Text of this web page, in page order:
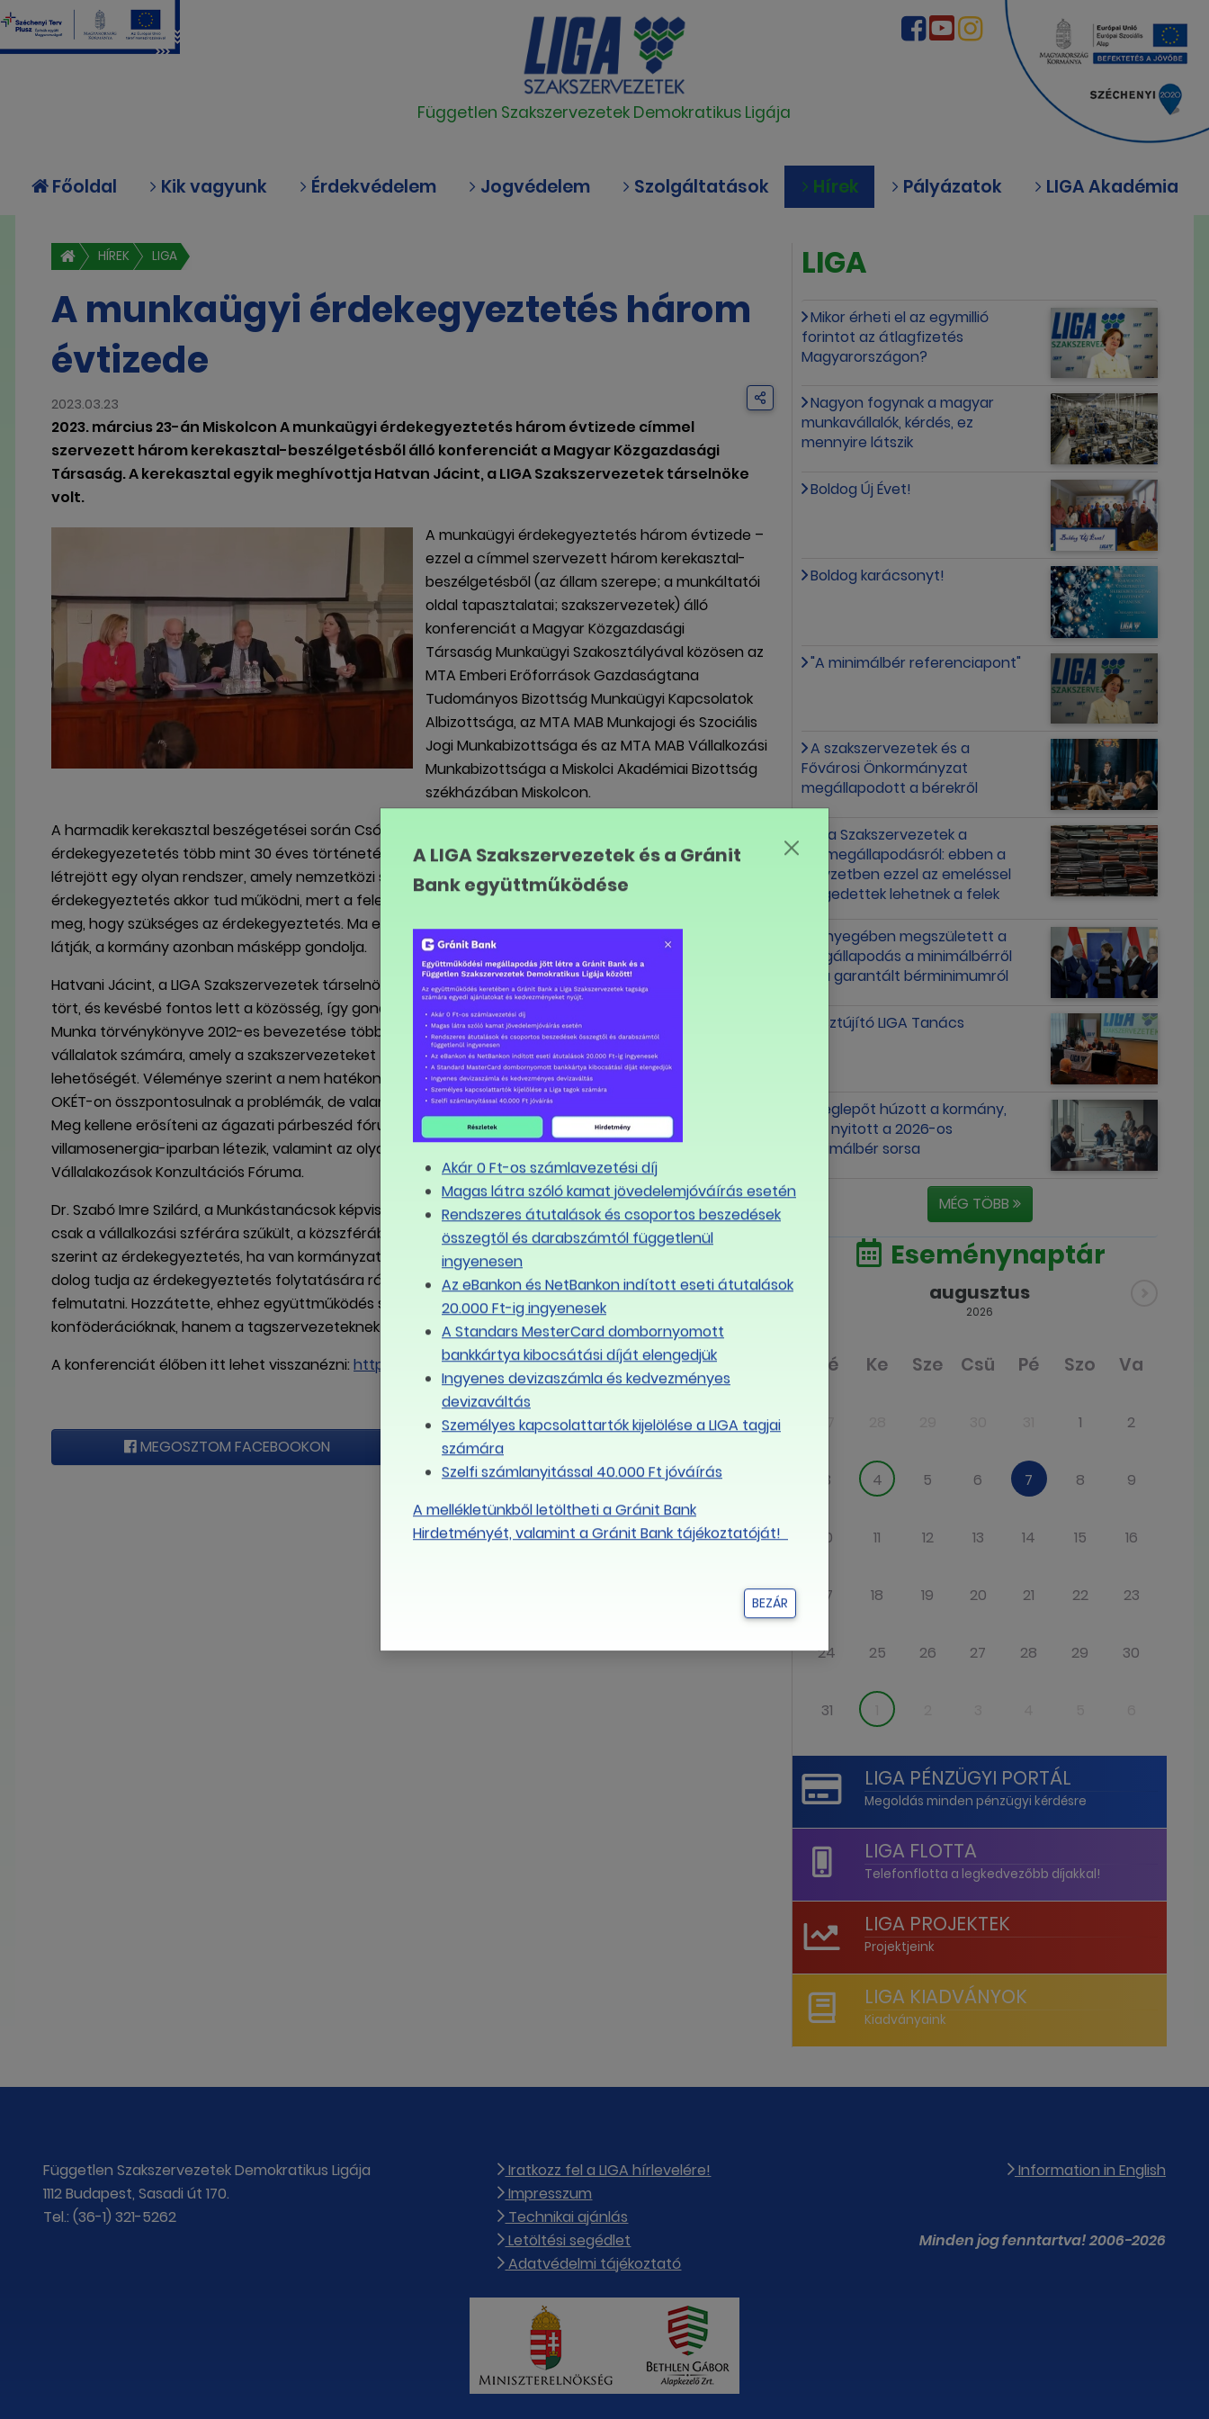
Független Szakszervezetek Demokratikus Ligája
Főoldal Kik vagyunk Érdekvédelem Jogvédelem Szolgáltatások Hírek Pályázatok LIGA Akadémia
HÍREK LIGA
A munkaügyi érdekegyeztetés három
évtizede
2023.03.23
2023. március 23-án Miskolcon A munkaügyi érdekegyeztetés három évtizede címmel
szervezett három kerekasztal-beszélgetésből álló konferenciát a Magyar Közgazdasági
Társaság. A kerekasztal egyik meghívottja Hatvan Jácint, a LIGA Szakszervezetek társelnöke
volt.
A munkaügyi érdekegyeztetés három évtizede –
ezzel a címmel szervezett három kerekasztal-
beszélgetésből (az állam szerepe; a munkáltatói
oldal tapasztalatai; szakszervezetek) álló
konferenciát a Magyar Közgazdasági
Társaság Munkaügyi Szakosztályával közösen az
MTA Emberi Erőforrások Gazdaságtana
Tudományos Bizottság Munkaügyi Kapcsolatok
Albizottsága, az MTA MAB Munkajogi és Szociális
Jogi Munkabizottsága és az MTA MAB Vállalkozási
Munkabizottsága a Miskolci Akadémiai Bizottság
székházában Miskolcon.
A harmadik kerekasztal beszégetései során Csóti Csaba, a SZEF elnöke visszatekeintett az
érdekegyezetetés több mint 30 éves történetére, és pozitívan értékelte, hogy az érdekegyezetésben
létrejött egy olyan rendszer, amely nemzetközi sztenderdekhez igazodott. Véleménye szerint az
érdekegyeztetés akkor tud működni, mert a felek alapvetően ugyanúgy látják a világot, és úgy ítélik
meg, hogy szükséges az érdekegyeztetés. Ma ezt a munkáltatók és a szakszervezetek ezt ugyanúgy
látják, a kormány azonban másképp gondolja.
Hatvani Jácint, a LIGA Szakszervezetek társelnöke szerint a mai magyar valóságban az induviduum előre
tört, és kevésbé fontos lett a közösség, így gondok vannak a szolidaritás felvállalásával. Elmondta a
Munka törvénykönyve 2012-es bevezetése több problémát okozott kifejezetten a köztulajdonú
vállalatok számára, amely a szakszervezeteket térdre kényszerítette, beszűkítette a munkaharcok
lehetőségét. Véleménye szerint a nem hatékony érdekegyeztetési rendszer egyik problémája, hogy az
OKÉT-on összpontosulnak a problémák, de valamennyi szakmai problémát ez a fórum nem tudja kezelni.
Meg kellene erősíteni az ágazati párbeszéd fórumait ismét, hiszen ma ágazati kollektív szerződés csak a
villamosenergia-iparban létezik, valamint az olyan szakmai fórumokat, mint a Közszolgáltató
Vállalakozások Konzultációs Fóruma.
Dr. Szabó Imre Szilárd, a Munkástanácsok képviselője úgy látja, hogy az érdekegyeztetés valóban szinte
csak a vállalkozási szférára szűkült, a közszférában az állami szerepvállalás sokszor ijesztő. Véleménye
szerint az érdekegyeztetés, ha van kormányzati akarat, akkor működik, ha nem akkor nem. Egyetlen egy
dolog tudja az érdekegyeztetés folytatására rávenni a kormányt, az, ha a szakszervezetek erőt tudnak
felmutatni. Hozzátette, ehhez együttműködés szükséges, ezt azonban nem csak és nem elsősorban a
konföderációknak, hanem a tagszervezeteknek kell ösztönözniük.
A konferenciát élőben itt lehet visszanézni: https://www.youtube.com/watch?v=2Sca3GmGRr4
MEGOSZTOM FACEBOOKON
LIGA
Mikor érheti el az egymillió
forintot az átlagfizetés
Magyarországon?
Nagyon fogynak a magyar
munkavállalók, kérdés, ez
mennyire látszik
Boldog Új Évet!
Boldog karácsonyt!
"A minimálbér referenciapont"
A szakszervezetek és a
Fővárosi Önkormányzat
megállapodott a bérekről
Liga Szakszervezetek a
bérmegállapodásról: ebben a
helyzetben ezzel az emeléssel
elégedettek lehetnek a felek
Lényegében megszületett a
megállapodás a minimálbérről
és a garantált bérminimumról
Tisztújító LIGA Tanács
Meglepőt húzott a kormány,
újra nyitott a 2026-os
minimálbér sorsa
MÉG TÖBB
Eseménynaptár
augusztus
2026
Hé Ke Sze Csü Pé Szo Va
1 2
3 4 5 6 7 8 9
10 11 12 13 14 15 16
17 18 19 20 21 22 23
24 25 26 27 28 29 30
31
LIGA PÉNZÜGYI PORTÁL
Megoldás minden pénzügyi kérdésre
LIGA FLOTTA
Telefonflotta a legkedvezőbb díjakkal!
LIGA PROJEKTEK
Projektjeink
LIGA KIADVÁNYOK
Kiadványaink
A LIGA Szakszervezetek és a Gránit
Bank együttműködése
Akár 0 Ft-os számlavezetési díj
Magas látra szóló kamat jövedelemjóváírás esetén
Rendszeres átutalások és csoportos beszedések
összegtől és darabszámtól függetlenül
ingyenesen
Az eBankon és NetBankon indított eseti átutalások
20.000 Ft-ig ingyenesek
A Standars MesterCard dombornyomott
bankkártya kibocsátási díját elengedjük
Ingyenes devizaszámla és kedvezményes
devizaváltás
Személyes kapcsolattartók kijelölése a LIGA tagjai
számára
Szelfi számlanyitással 40.000 Ft jóváírás
A mellékletünkből letöltheti a Gránit Bank
Hirdetményét, valamint a Gránit Bank tájékoztatóját!
BEZÁR
Független Szakszervezetek Demokratikus Ligája
1112 Budapest, Sasadi út 170.
Tel.: (36-1) 321-5262
Iratkozz fel a LIGA hírlevelére!
Impresszum
Technikai ajánlás
Letöltési segédlet
Adatvédelmi tájékoztató
Information in English
Minden jog fenntartva! 2006-2026